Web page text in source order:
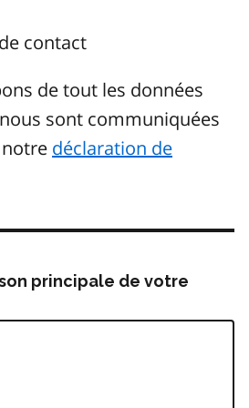
contact
de tout les données
sont communiquées
déclaration de
principale de votre